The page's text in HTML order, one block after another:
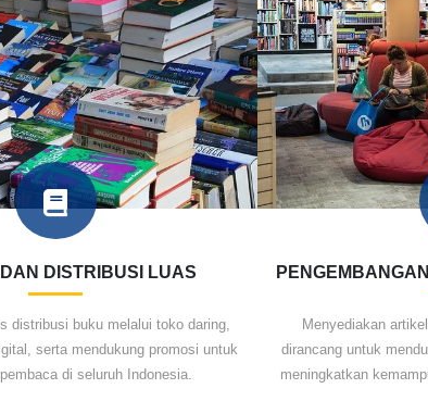
DAN DISTRIBUSI LUAS
distribusi buku melalui toko daring,
serta mendukung promosi untuk
di seluruh Indonesia.
Menyediakan
dirancang untuk
meningkatkan